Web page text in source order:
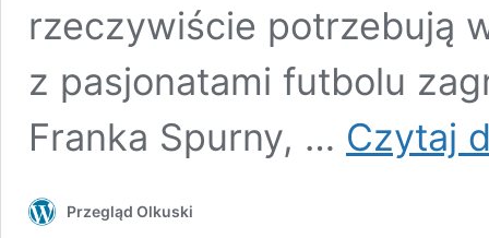
rzeczywiście potrzebują
z pasjonatami futbolu
Franka Spurny, … Czytaj
Przegląd Olkuski